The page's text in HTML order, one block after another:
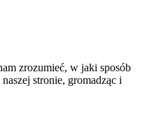
zrozumieć, w jaki sposób
stronie, gromadząc i